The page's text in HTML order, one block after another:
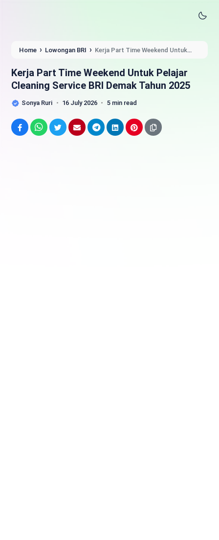
Home › Lowongan BRI › Kerja Part Time Weekend Untuk
Kerja Part Time Weekend Untuk Pelajar
Cleaning Service BRI Demak Tahun 2025
Sonya Ruri 16 July 2026 5 min read